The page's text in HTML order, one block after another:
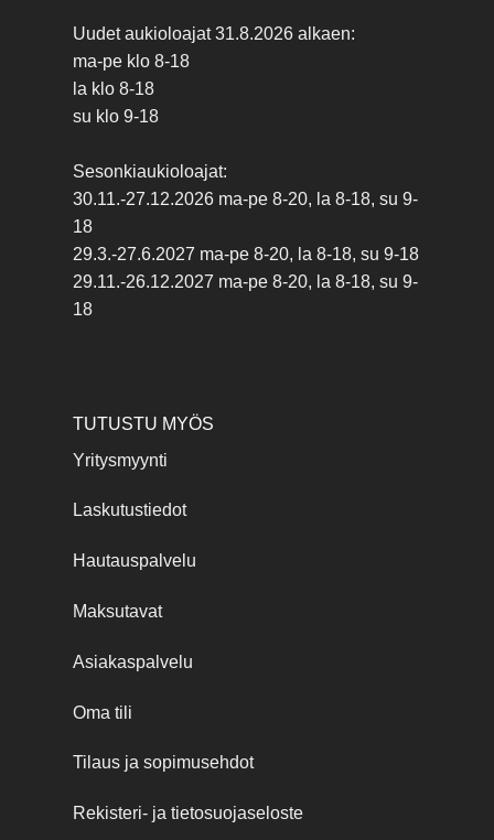
Uudet aukioloajat 31.8.2026 alkaen:
ma-pe klo 8-18
la klo 8-18
su klo 9-18
Sesonkiaukioloajat:
30.11.-27.12.2026 ma-pe 8-20, la 8-18, su 9-
18
29.3.-27.6.2027 ma-pe 8-20, la 8-18, su 9-18
29.11.-26.12.2027 ma-pe 8-20, la 8-18, su 9-
18
TUTUSTU MYÖS
Yritysmyynti
Laskutustiedot
Hautauspalvelu
Maksutavat
Asiakaspalvelu
Oma tili
Tilaus ja sopimusehdot
Rekisteri- ja tietosuojaseloste